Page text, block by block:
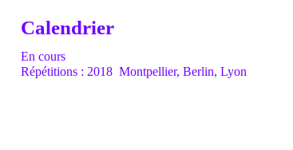
Calendrier
En cours
Répétitions : 2018 Montpellier, Berlin, Lyon